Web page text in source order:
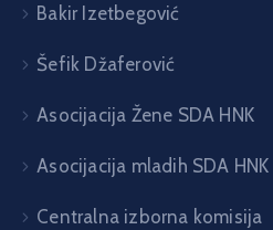
Bakir Izetbegović
Šefik Džaferović
Asocijacija Žene SDA HNK
Asocijacija mladih SDA HNK
Centralna izborna komisija